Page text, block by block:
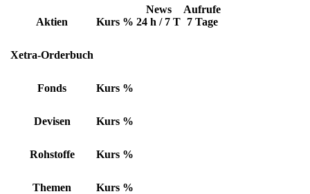
Aktien Kurs %
News
24 h / 7 T
Aufrufe
7 Tage
Xetra-Orderbuch
Fonds Kurs %
Devisen Kurs %
Rohstoffe Kurs %
Themen Kurs %